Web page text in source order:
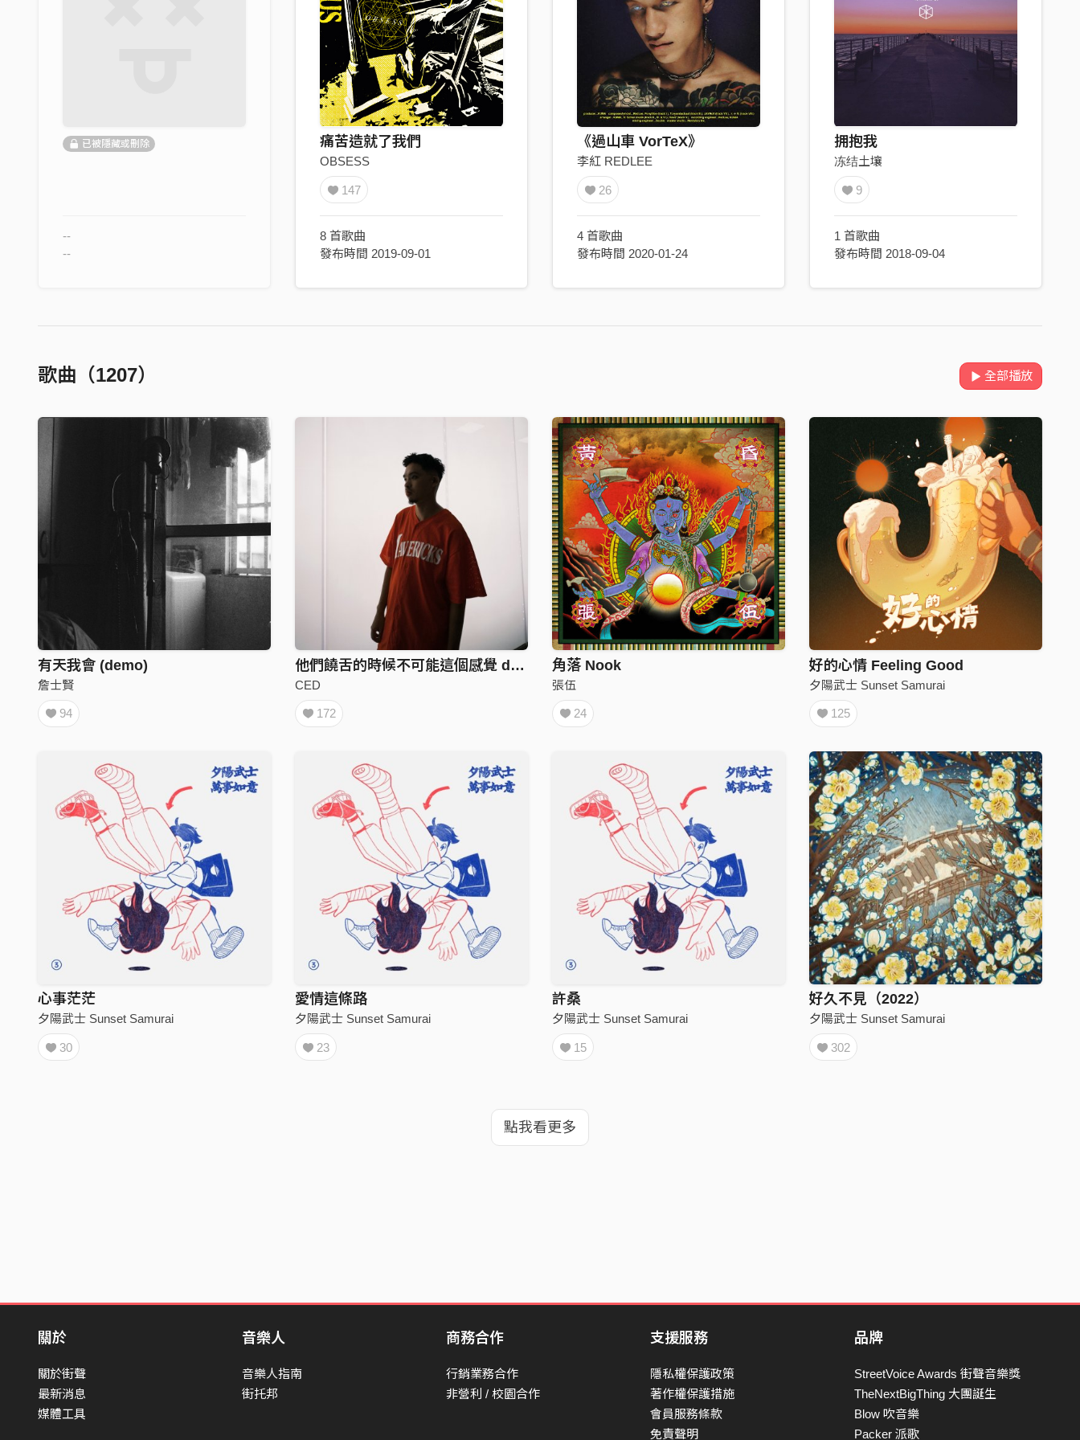
已被隱藏或刪除
--
--
痛苦造就了我們
OBSESS
147
8 首歌曲
發布時間 2019-09-01
《過山車 VorTeX》
李紅 REDLEE
26
4 首歌曲
發布時間 2020-01-24
拥抱我
冻结土壤
9
1 首歌曲
發布時間 2018-09-04
歌曲（1207） 全部播放
有天我會 (demo)
詹士賢
94
他們饒舌的時候不可能這個感覺 demo
CED
172
角落 Nook
張伍
24
好的心情 Feeling Good
夕陽武士 Sunset Samurai
125
心事茫茫
夕陽武士 Sunset Samurai
30
愛情這條路
夕陽武士 Sunset Samurai
23
許桑
夕陽武士 Sunset Samurai
15
好久不見（2022）
夕陽武士 Sunset Samurai
302
點我看更多
關於
關於街聲
最新消息
媒體工具
音樂人
音樂人指南
街托邦
商務合作
行銷業務合作
非營利 / 校園合作
支援服務
隱私權保護政策
著作權保護措施
會員服務條款
免責聲明
品牌
StreetVoice Awards 街聲音樂獎
TheNextBigThing 大團誕生
Blow 吹音樂
Packer 派歌